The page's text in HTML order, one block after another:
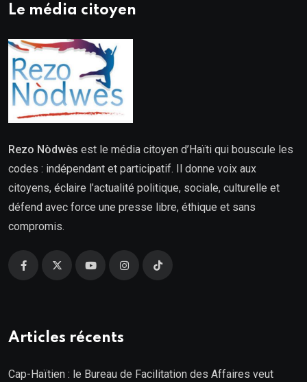
Le média citoyen
Rezo Nòdwès est le média citoyen d’Haïti qui bouscule les
codes : indépendant et participatif. Il donne voix aux
citoyens, éclaire l’actualité politique, sociale, culturelle et
défend avec force une presse libre, éthique et sans
compromis.
Articles récents
Cap-Haïtien : le Bureau de Facilitation des Affaires veut